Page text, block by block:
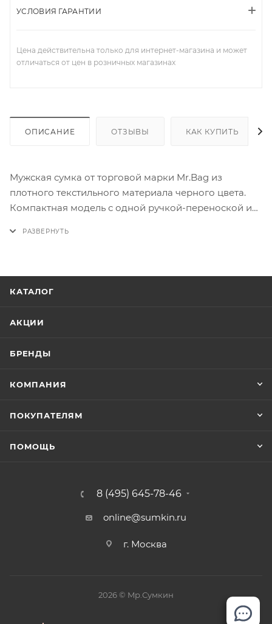
УСЛОВИЯ ГАРАНТИИ
Цена действительна только для интернет-магазина и может
отличаться от цен в розничных магазинах
ОПИСАНИЕ ОТЗЫВЫ КАК КУПИТЬ
Мужская сумка от торговой марки Mr.Bag из
плотного текстильного материала черного цвета.
Компактная модель с одной ручкой-переноской и
КАТАЛОГ
АКЦИИ
БРЕНДЫ
КОМПАНИЯ
ПОКУПАТЕЛЯМ
ПОМОЩЬ
8 (495) 645-78-46
online@sumkin.ru
г. Москва
2026 © Mр.Сумкин